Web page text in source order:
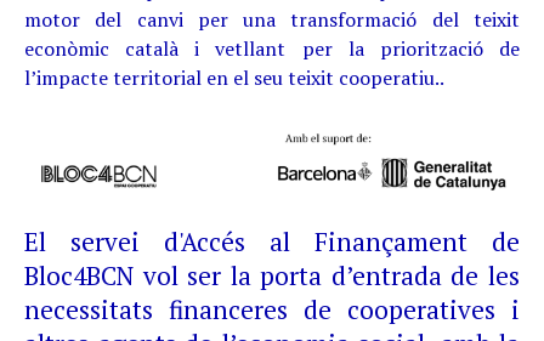
motor del canvi per una transformació del teixit
econòmic català i vetllant per la priorització de
l’impacte territorial en el seu teixit cooperatiu..
El servei d'Accés al Finançament de
Bloc4BCN vol ser la porta d’entrada de les
necessitats financeres de cooperatives i